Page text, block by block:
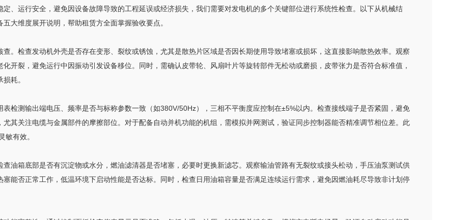
、运行安全，避免因设备故障导致的工程延误或经济损失，我们需要对发电机的多个关键部位进行系统性检查。以下从机械结
大维度展开说明，帮助租赁方全面掌握验收要点。
。检查发动机外壳是否存在变形、裂纹或锈蚀，尤其是散热片区域是否因长期使用导致堵塞或损坏，这直接影响散热效率。观察
开裂，避免运行中因振动引发设备移位。同时，需确认皮带轮、风扇叶片等旋转部件无松动或磨损，皮带张力是否符合标准值，
耗。
检测输出端电压、频率是否与标称参数一致（如380V/50Hz），三相不平衡度应控制在±5%以内。检查接线端子是否紧固，避免
其关注电缆与金属部件的摩擦部位。对于配备自动并机功能的机组，需模拟并网测试，验证同步控制器能否精准调节相位差。此
敏有效。
油箱底部是否有沉淀物或水分，燃油滤清器是否堵塞，必要时更换新滤芯。观察输油管路有无裂纹或接头松动，手压油泵测试供
能否正常工作，低温环境下启动性能是否达标。同时，检查日用油箱容量是否满足连续运行需求，避免因燃油耗尽导致非计划停